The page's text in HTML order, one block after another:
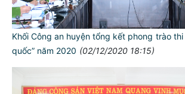
Khối Công an huyện tổng kết phong trào thi
quốc” năm 2020 (02/12/2020 18:15)